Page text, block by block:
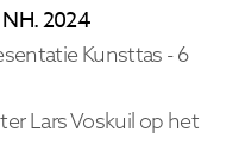
2024
Kunsttas - 6
Lars Voskuil op het